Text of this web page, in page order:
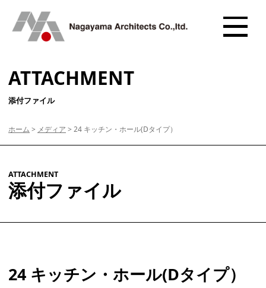
ATTACHMENT
添付ファイル
ホーム > メディア > 24 キッチン・ホール(Dタイプ）
ATTACHMENT
添付ファイル
24 キッチン・ホール(Dタイプ）